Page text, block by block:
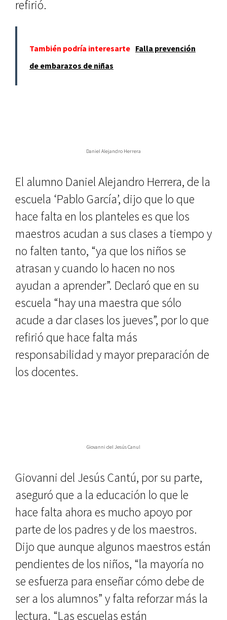
refirió.
También podría interesarte Falla prevención
de embarazos de niñas
Daniel Alejandro Herrera
El alumno Daniel Alejandro Herrera, de la
escuela ‘Pablo García’, dijo que lo que
hace falta en los planteles es que los
maestros acudan a sus clases a tiempo y
no falten tanto, “ya que los niños se
atrasan y cuando lo hacen no nos
ayudan a aprender”. Declaró que en su
escuela “hay una maestra que sólo
acude a dar clases los jueves”, por lo que
refirió que hace falta más
responsabilidad y mayor preparación de
los docentes.
Giovanni del Jesús Canul
Giovanni del Jesús Cantú, por su parte,
aseguró que a la educación lo que le
hace falta ahora es mucho apoyo por
parte de los padres y de los maestros.
Dijo que aunque algunos maestros están
pendientes de los niños, “la mayoría no
se esfuerza para enseñar cómo debe de
ser a los alumnos” y falta reforzar más la
lectura. “Las escuelas están